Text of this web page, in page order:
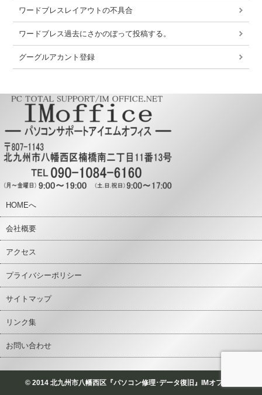
ワードブレスレイアウトの不具合
ワードブレス過去にさかのぼって投稿する。
グーグルアカント登録
HOMEへ
会社概要
アクセス
プライバシーポリシー
サイトマップ
リンク集
お問い合わせ
© 2014 北九州市八幡西区『パソコン修理･データ復旧』IMオフィス